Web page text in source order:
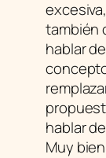
también
hablar
hablar
Muy